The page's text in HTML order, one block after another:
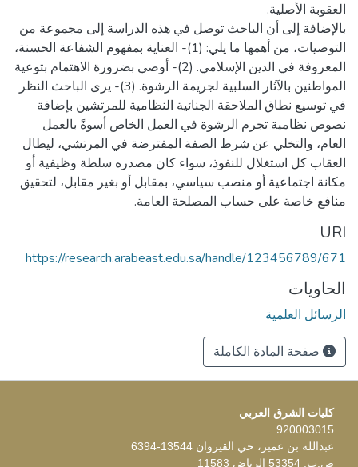
بالإضافة إلى أن الباحث توصل في هذه الدراسة إلى مجموعة من
التوصيات، من أهمها ما يلي: (1)- العناية بمفهوم الشفاعة الحسنة،
المعروفة في الدين الإسلامي. (2)- أوصي بضرورة الاهتمام بتوعية
المواطنين بالآثار السلبية لجريمة الرشوة. (3)- يرى الباحث النظر
في توسيع نطاق الملاحقة الجنائية النظامية للمرتشين بإضافة
نصوص نظامية تجرم الرشوة في العمل الخاص أسوةً بالعمل
العام، والتخلي عن شرط الصفة المفترضة في المرتشي، ليطال
العقاب كل استغلال للنفوذ، سواء كان مصدره سلطة وظيفية أو
مكانة اجتماعية أو منصب سياسي، بمقابل أو بغير مقابل، لتحقيق
منافع خاصة على حساب المصلحة العامة.
URI
https://research.arabeast.edu.sa/handle/123456789/671
الحاويات
الرسائل العلمية
صفحة المادة الكاملة
كليات الشرق العربي
920003015
عبدالله بن عمير، حي القيروان 13544-6394
ص.ب. 53354 الرياض 11583